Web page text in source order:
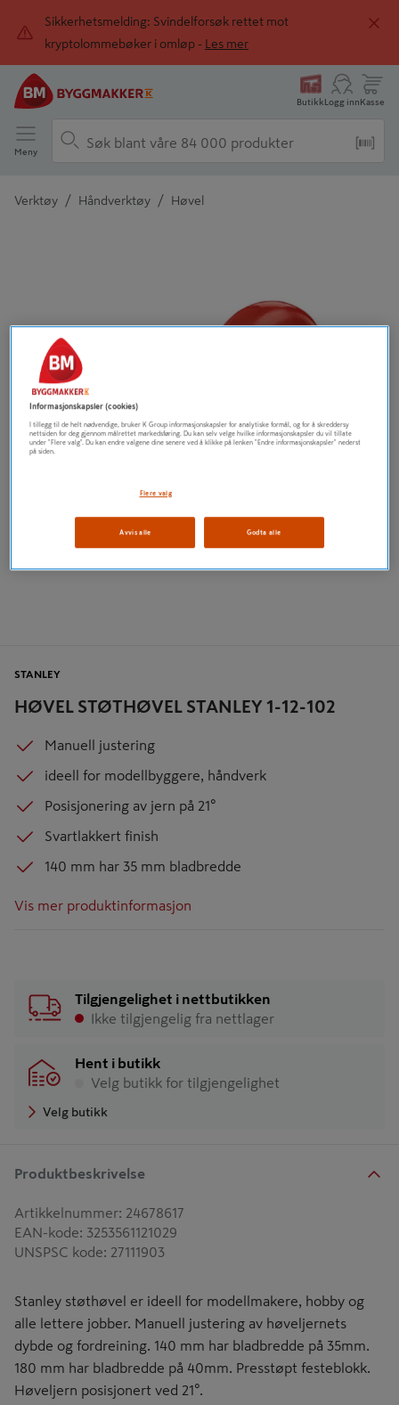
Sikkerhetsmelding: Svindelforsøk rettet mot
kryptolommebøker i omløp -
Les mer
ButikkLogg innKasse
Meny
Verktøy / Håndverktøy / Høvel
HØVEL STØTHØVEL STANLEY 1-12-102
STANLEY
Manuell justering
ideell for modellbyggere, håndverk
Posisjonering av jern på 21°
Svartlakkert finish
140 mm har 35 mm bladbredde
Vis mer produktinformasjon
Tilgjengelighet i nettbutikken
Ikke tilgjengelig fra nettlager
Hent i butikk
Velg butikk for tilgjengelighet
Velg butikk
Produktbeskrivelse
Artikkelnummer: 24678617
EAN-kode: 3253561121029
UNSPSC kode: 27111903
Stanley støthøvel er ideell for modellmakere, hobby og
alle lettere jobber. Manuell justering av høveljernets
dybde og fordreining. 140 mm har bladbredde på 35mm.
180 mm har bladbredde på 40mm. Presstøpt festeblokk.
Høveljern posisjonert ved 21°.
Informasjonskapsler (cookies)
I tillegg til de helt nødvendige, bruker K Group informasjonskapsler for analytiske formål, og for å skreddersy
nettsiden for deg gjennom målrettet markedsføring. Du kan selv velge hvilke informasjonskapsler du vil tillate
under "Flere valg". Du kan endre valgene dine senere ved å klikke på lenken "Endre informasjonskapsler" nederst
på siden.
Flere valg
Avvis alle Godta alle